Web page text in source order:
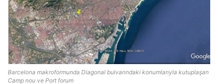
Barcelona makroformunda Diagonal bulvarındaki konumlarıyla kutuplaşan
Camp nou ve Port forum